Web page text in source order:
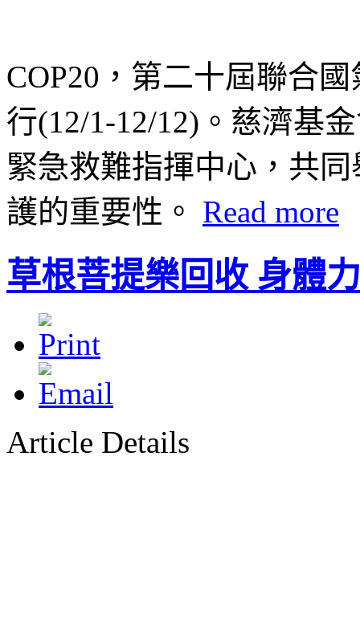
COP20，第二十屆聯合
行(12/1-12/12)。慈濟基
緊急救難指揮中心，共
護的重要性。 Read more
草根菩提樂回收 身體
Article Details